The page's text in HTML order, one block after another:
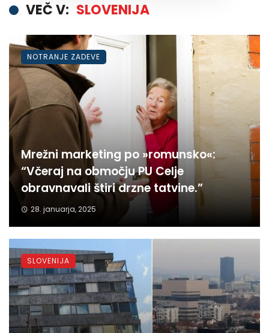
VEČ V: SLOVENIJA
Mrežni marketing po »romunsko«:
“Včeraj na območju PU Celje
obravnavali štiri drzne tatvine.”
28. januarja, 2025
NOTRANJE ZADEVE
SLOVENIJA